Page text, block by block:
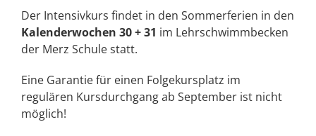
Der Intensivkurs findet in den Sommerferien in den
Kalenderwochen 30 + 31 im Lehrschwimmbecken
der Merz Schule statt.
Eine Garantie für einen Folgekursplatz im
regulären Kursdurchgang ab September ist nicht
möglich!